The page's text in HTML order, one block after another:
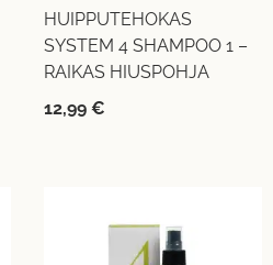
HUIPPUTEHOKAS
SYSTEM 4 SHAMPOO 1 –
RAIKAS HIUSPOHJA
12,99 €